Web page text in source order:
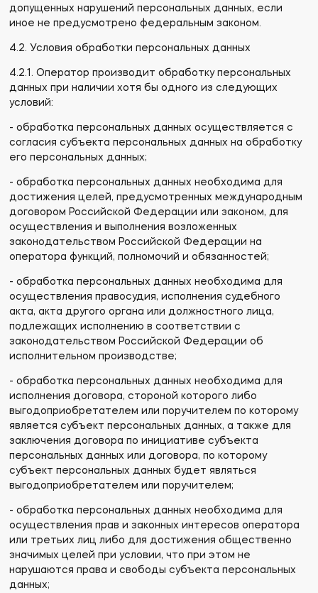
допущенных нарушений персональных данных, если
иное не предусмотрено федеральным законом.
4.2. Условия обработки персональных данных
4.2.1. Оператор производит обработку персональных
данных при наличии хотя бы одного из следующих
условий:
- обработка персональных данных осуществляется с
согласия субъекта персональных данных на обработку
его персональных данных;
- обработка персональных данных необходима для
достижения целей, предусмотренных международным
договором Российской Федерации или законом, для
осуществления и выполнения возложенных
законодательством Российской Федерации на
оператора функций, полномочий и обязанностей;
- обработка персональных данных необходима для
осуществления правосудия, исполнения судебного
акта, акта другого органа или должностного лица,
подлежащих исполнению в соответствии с
законодательством Российской Федерации об
исполнительном производстве;
- обработка персональных данных необходима для
исполнения договора, стороной которого либо
выгодоприобретателем или поручителем по которому
является субъект персональных данных, а также для
заключения договора по инициативе субъекта
персональных данных или договора, по которому
субъект персональных данных будет являться
выгодоприобретателем или поручителем;
- обработка персональных данных необходима для
осуществления прав и законных интересов оператора
или третьих лиц либо для достижения общественно
значимых целей при условии, что при этом не
нарушаются права и свободы субъекта персональных
данных;